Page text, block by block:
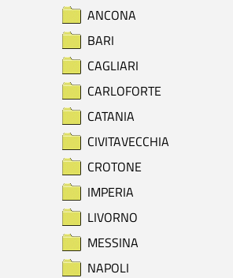
ANCONA
BARI
CAGLIARI
CARLOFORTE
CATANIA
CIVITAVECCHIA
CROTONE
IMPERIA
LIVORNO
MESSINA
NAPOLI